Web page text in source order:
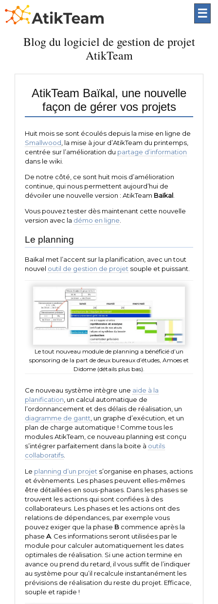
☰
Blog du logiciel de gestion de projet
AtikTeam
AtikTeam Baïkal, une nouvelle
façon de gérer vos projets
Huit mois se sont écoulés depuis la mise en ligne de
Smallwood , la mise à jour d’AtikTeam du printemps,
centrée sur l’amélioration du partage d’information
dans le wiki.
De notre côté, ce sont huit mois d’amélioration
continue, qui nous permettent aujourd’hui de
dévoiler une nouvelle version : AtikTeam Baïkal
Vous pouvez tester dès maintenant cette nouvelle
version avec la démo en ligne
Le planning
Baïkal met l’accent sur la planification, avec un tout
nouvel outil de gestion de projet souple et puissant.
Le tout nouveau module de planning a bénéficié d’un
sponsoring de la part de deux bureaux d’études, Amoes et
Didome (détails plus bas).
Ce nouveau système intègre une aide à la
planification, un calcul automatique de
l’ordonnancement et des délais de réalisation, un
diagramme de gantt, un graphe d’exécution, et un
plan de charge automatique ! Comme tous les
modules AtikTeam, ce nouveau planning est conçu
s’intégrer parfaitement dans la boite à outils
collaboratifs.
Le planning d’un projet s’organise en phases, actions
et évènements. Les phases peuvent elles-mêmes
être détaillées en sous-phases. Dans les phases se
trouvent les actions qui sont confiées à des
collaborateurs. Les phases et les actions ont des
relations de dépendances, par exemple vous
pouvez exiger que la phase B commence après la
phase A. Ces informations seront utilisées par le
module pour calculer automatiquement les dates
optimales de réalisation. Si une action termine en
avance ou prend du retard, il vous suffit de l’indiquer
au système pour qu’il recalcule instantanément les
prévisions de réalisation du reste du projet. Efficace,
souple et rapide !